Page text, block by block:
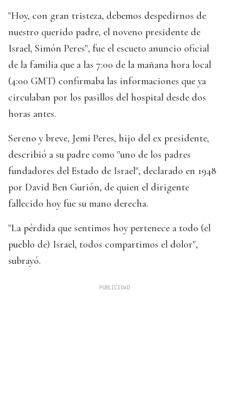
"Hoy, con gran tristeza, debemos despedirnos de
nuestro querido padre, el noveno presidente de
Israel, Simón Peres", fue el escueto anuncio oficial
de la familia que a las 7:00 de la mañana hora local
(4:00 GMT) confirmaba las informaciones que ya
circulaban por los pasillos del hospital desde dos
horas antes.
Sereno y breve, Jemi Peres, hijo del ex presidente,
describió a su padre como "uno de los padres
fundadores del Estado de Israel", declarado en 1948
por David Ben Gurión, de quien el dirigente
fallecido hoy fue su mano derecha.
"La pérdida que sentimos hoy pertenece a todo (el
pueblo de) Israel, todos compartimos el dolor",
subrayó.